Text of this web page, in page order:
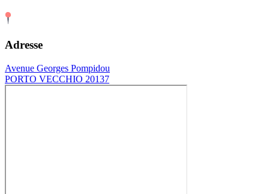
Adresse
Avenue Georges Pompidou
PORTO VECCHIO 20137